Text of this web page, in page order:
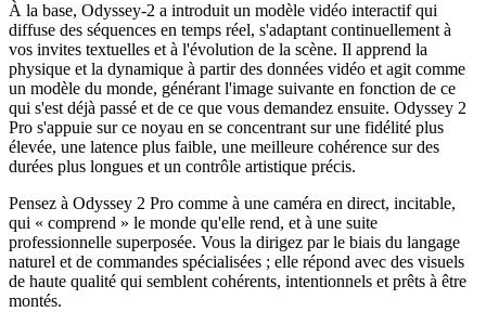
À la base, Odyssey-2 a introduit un modèle vidéo interactif qui
diffuse des séquences en temps réel, s'adaptant continuellement à
vos invites textuelles et à l'évolution de la scène. Il apprend la
physique et la dynamique à partir des données vidéo et agit comme
un modèle du monde, générant l'image suivante en fonction de ce
qui s'est déjà passé et de ce que vous demandez ensuite. Odyssey 2
Pro s'appuie sur ce noyau en se concentrant sur une fidélité plus
élevée, une latence plus faible, une meilleure cohérence sur des
durées plus longues et un contrôle artistique précis.
Pensez à Odyssey 2 Pro comme à une caméra en direct, incitable,
qui « comprend » le monde qu'elle rend, et à une suite
professionnelle superposée. Vous la dirigez par le biais du langage
naturel et de commandes spécialisées ; elle répond avec des visuels
de haute qualité qui semblent cohérents, intentionnels et prêts à être
montés.